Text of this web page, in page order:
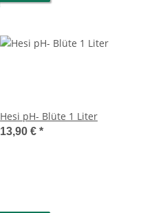
Hesi pH- Blüte 1 Liter
13,90 € *